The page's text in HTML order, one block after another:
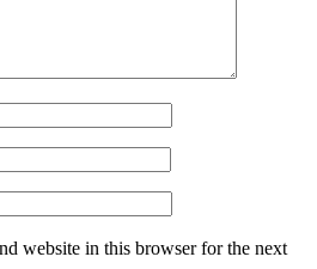
website in this browser for the next